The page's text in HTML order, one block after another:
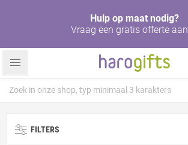
Hulp op maat nodig?
Vraag een gratis offerte aan
FILTERS